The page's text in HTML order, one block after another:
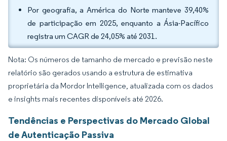
Por geografia, a América do Norte manteve 39,40%
de participação em 2025, enquanto a Ásia-Pacífico
registra um CAGR de 24,05% até 2031.
Nota: Os números de tamanho de mercado e previsão neste
relatório são gerados usando a estrutura de estimativa
proprietária da Mordor Intelligence, atualizada com os dados
e insights mais recentes disponíveis até 2026.
Tendências e Perspectivas do Mercado Global
de Autenticação Passiva